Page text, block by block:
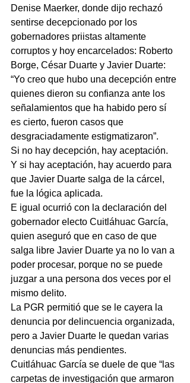
Denise Maerker, donde dijo rechazó
sentirse decepcionado por los
gobernadores priistas altamente
corruptos y hoy encarcelados: Roberto
Borge, César Duarte y Javier Duarte:
“Yo creo que hubo una decepción entre
quienes dieron su confianza ante los
señalamientos que ha habido pero sí
es cierto, fueron casos que
desgraciadamente estigmatizaron”.
Si no hay decepción, hay aceptación.
Y si hay aceptación, hay acuerdo para
que Javier Duarte salga de la cárcel,
fue la lógica aplicada.
E igual ocurrió con la declaración del
gobernador electo Cuitláhuac García,
quien aseguró que en caso de que
salga libre Javier Duarte ya no lo van a
poder procesar, porque no se puede
juzgar a una persona dos veces por el
mismo delito.
La PGR permitió que se le cayera la
denuncia por delincuencia organizada,
pero a Javier Duarte le quedan varias
denuncias más pendientes.
Cuitláhuac García se duele de que “las
carpetas de investigación que armaron